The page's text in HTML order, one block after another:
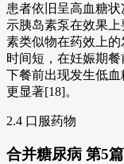
患者依旧呈高血糖
示胰岛素泵在效果
素类似物在药效上
时间短，在妊娠期
下餐前出现发生低
更显著[18]。
2.4 口服药物
合并糖尿病 第5篇